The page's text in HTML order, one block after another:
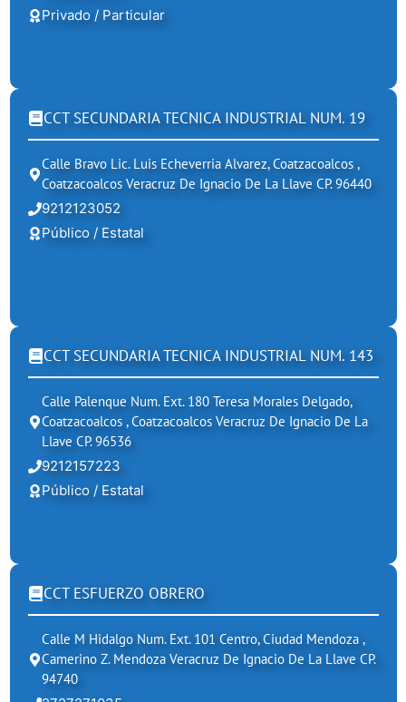
Privado / Particular
CCT SECUNDARIA TECNICA INDUSTRIAL NUM. 19
Calle Bravo Lic. Luis Echeverria Alvarez, Coatzacoalcos ,
Coatzacoalcos Veracruz De Ignacio De La Llave CP. 96440
9212123052
Público / Estatal
CCT SECUNDARIA TECNICA INDUSTRIAL NUM. 143
Calle Palenque Num. Ext. 180 Teresa Morales Delgado,
Coatzacoalcos , Coatzacoalcos Veracruz De Ignacio De La
Llave CP. 96536
9212157223
Público / Estatal
CCT ESFUERZO OBRERO
Calle M Hidalgo Num. Ext. 101 Centro, Ciudad Mendoza ,
Camerino Z. Mendoza Veracruz De Ignacio De La Llave CP.
94740